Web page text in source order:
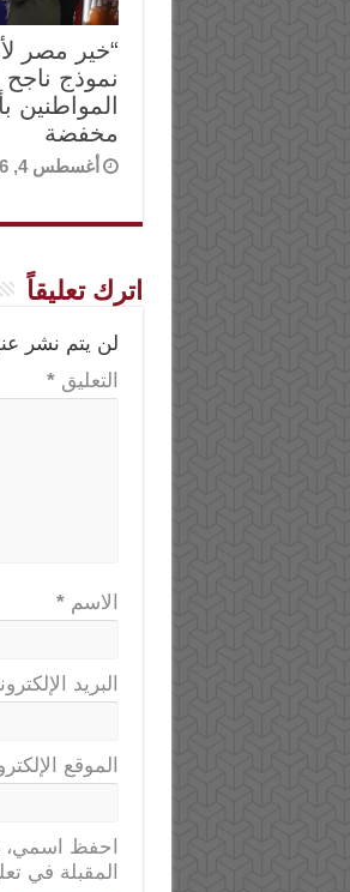
“خير مصر
نموذج
المواطنين
مخفضة
أغسطس 4, 2026
اترك تعليقاً
لن يتم نشر
التعليق*
الاسم*
البريد
الموقع
احفظ اسمي،
المقبلة في